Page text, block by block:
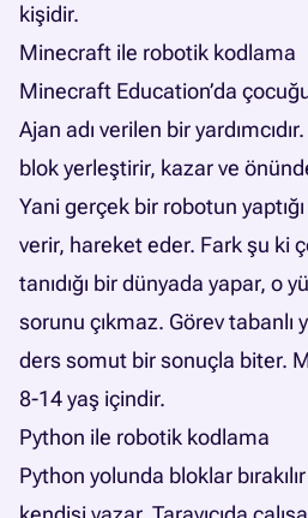
kişidir.
Minecraft ile robotik kodlama
Minecraft Education’da
Ajan adı verilen bir
blok yerleştirir, kazar ve
Yani gerçek bir robotun
verir, hareket eder. Fark şu ki
tanıdığı bir dünyada yapar, o
sorunu çıkmaz. Görev tabanlı
ders somut bir sonuçla biter.
8-14 yaş içindir.
Python ile robotik kodlama
Python yolunda bloklar